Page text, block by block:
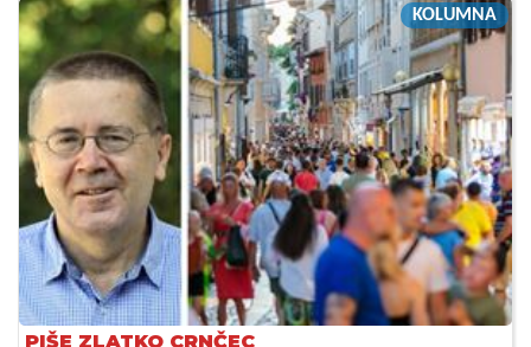
KOLUMNA
PIŠE ZLATKO CRNČEC